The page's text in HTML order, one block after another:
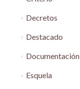
Decretos
Destacado
Documentación
Esquela